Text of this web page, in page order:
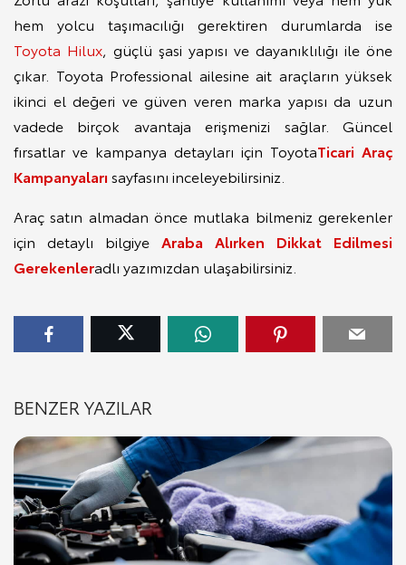
hem yolcu taşımacılığı gerektiren durumlarda ise
Toyota Hilux, güçlü şasi yapısı ve dayanıklılığı ile öne
çıkar. Toyota Professional ailesine ait araçların yüksek
ikinci el değeri ve güven veren marka yapısı da uzun
vadede birçok avantaja erişmenizi sağlar. Güncel
fırsatlar ve kampanya detayları için ToyotaTicari Araç
Kampanyaları sayfasını inceleyebilirsiniz.
Araç satın almadan önce mutlaka bilmeniz gerekenler
için detaylı bilgiye Araba Alırken Dikkat Edilmesi
Gerekenleradlı yazımızdan ulaşabilirsiniz.
BENZER YAZILAR